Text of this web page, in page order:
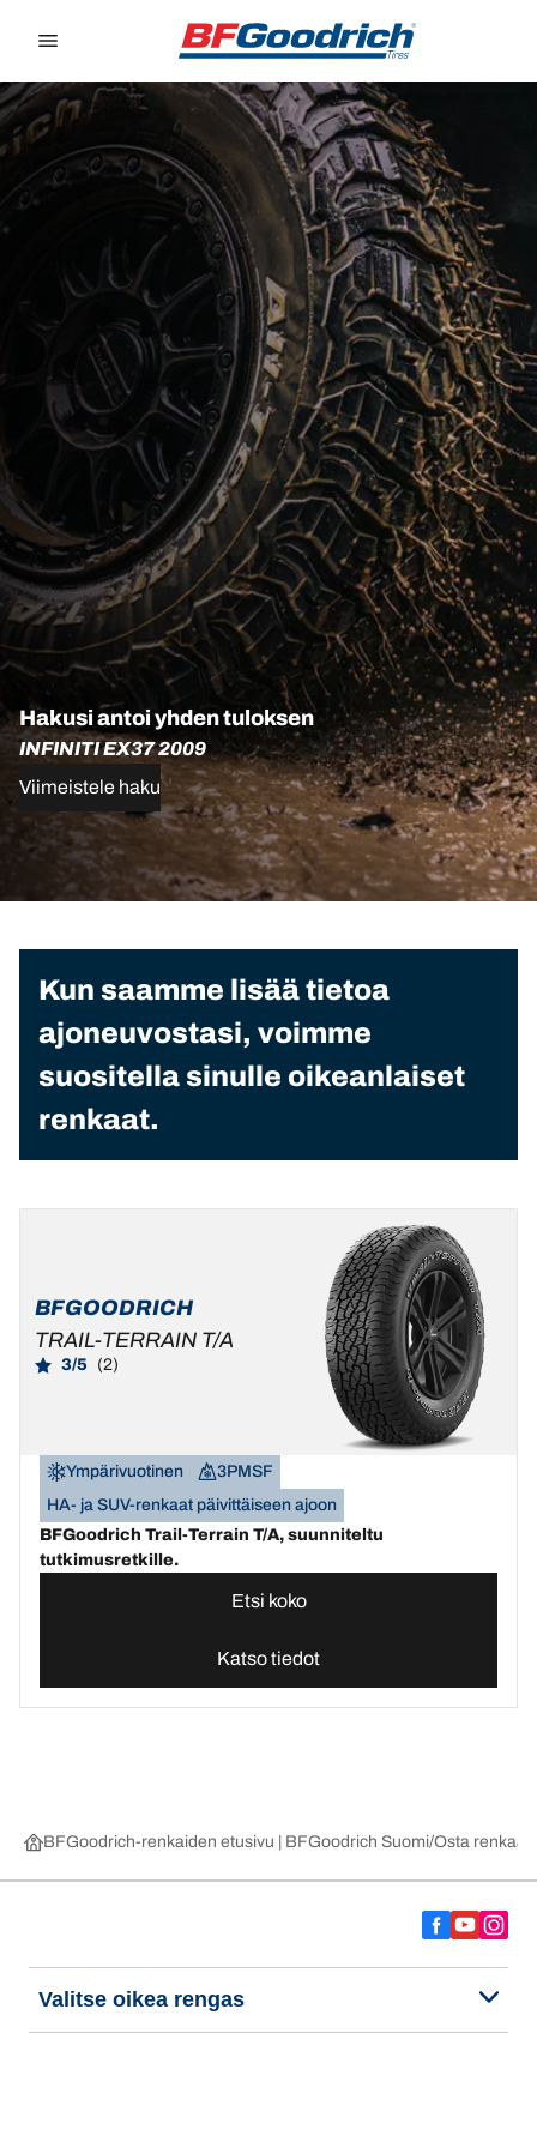
Hakusi antoi yhden tuloksen
INFINITI EX37 2009
Viimeistele haku
Kun saamme lisää tietoa
ajoneuvostasi, voimme
suositella sinulle oikeanlaiset
renkaat.
BFGOODRICH
TRAIL-TERRAIN T/A
3/5 (2)
Ympärivuotinen
3PMSF
HA- ja SUV-renkaat päivittäiseen ajoon
BFGoodrich Trail-Terrain T/A, suunniteltu
tutkimusretkille.
Etsi koko
Katso tiedot
BFGoodrich-renkaiden etusivu | BFGoodrich Suomi Osta renkaat
Valitse oikea rengas